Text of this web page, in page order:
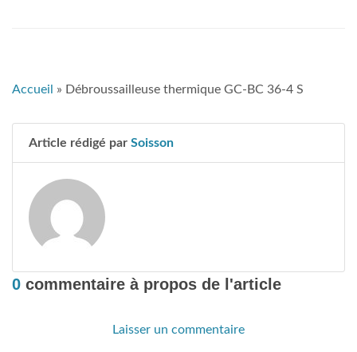
Accueil » Débroussailleuse thermique GC-BC 36-4 S
Article rédigé par Soisson
0 commentaire à propos de l'article
Laisser un commentaire